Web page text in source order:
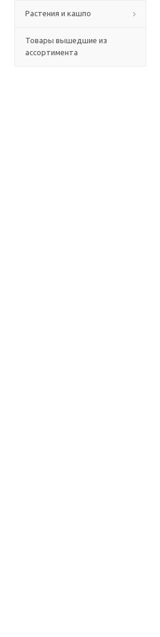
Растения и кашпо
Товары вышедшие из
ассортимента